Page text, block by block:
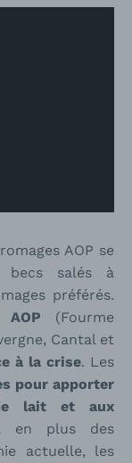
AOP se
becs salés à
préférés.
(Fourme
Cantal et
à la crise. Les
pour apporter
lait et aux
en plus des
actuelle, les